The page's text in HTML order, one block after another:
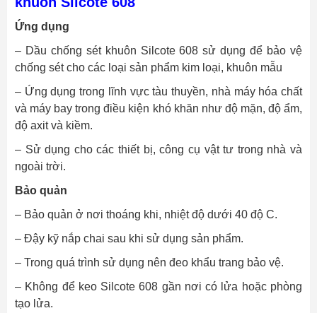
Ứng dụng
– Dầu chống sét khuôn Silcote 608 sử dụng để bảo vệ
chống sét cho các loại sản phẩm kim loại, khuôn mẫu
– Ứng dụng trong lĩnh vực tàu thuyền, nhà máy hóa chất
và máy bay trong điều kiện khó khăn như độ mặn, độ ẩm,
độ axit và kiềm.
– Sử dụng cho các thiết bị, công cụ vật tư trong nhà và
ngoài trời.
Bảo quản
– Bảo quản ở nơi thoáng khi, nhiệt độ dưới 40 độ C.
– Đậy kỹ nắp chai sau khi sử dụng sản phẩm.
– Trong quá trình sử dụng nên đeo khẩu trang bảo vệ.
– Không để keo Silcote 608 gần nơi có lửa hoặc phòng
tạo lửa.